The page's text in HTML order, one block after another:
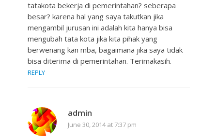
tatakota bekerja di pemerintahan? seberapa
besar? karena hal yang saya takutkan jika
mengambil jurusan ini adalah kita hanya bisa
mengubah tata kota jika kita pihak yang
berwenang kan mba, bagaimana jika saya tidak
bisa diterima di pemerintahan. Terimakasih.
REPLY
admin
June 30, 2014 at 7:37 pm